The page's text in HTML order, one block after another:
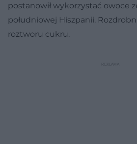
postanowił wykorzystać owoce
południowej Hiszpanii.
roztworu cukru.